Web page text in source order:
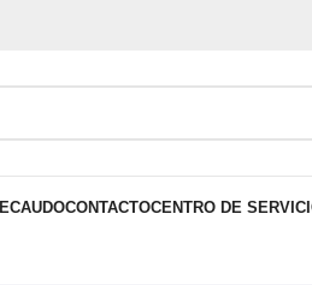
CONTACTOCENTRO DE